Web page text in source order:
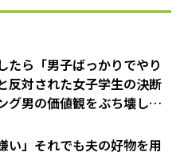
たら「男子ばっかりでやり
反対された女子学生の決断
グ男の価値観をぶち壊した
い」それでも夫の好物を用